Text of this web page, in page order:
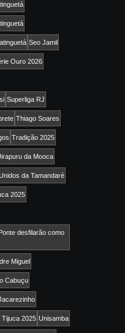
Seo Jamil
Ouro 2026
Superliga RJ
Thiago Soares
Tradição 2025
da Mooca
da Tamandaré
2025
desfilarão como
Miguel
Cabuçu
Tijuca 2025 Unisamba